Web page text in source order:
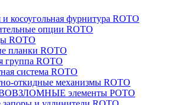
косоугольная фурнитура ROTO
опции ROTO
ROTO
планки ROTO
группа ROTO
система ROTO
откидные механизмы ROTO
элементы РОТО